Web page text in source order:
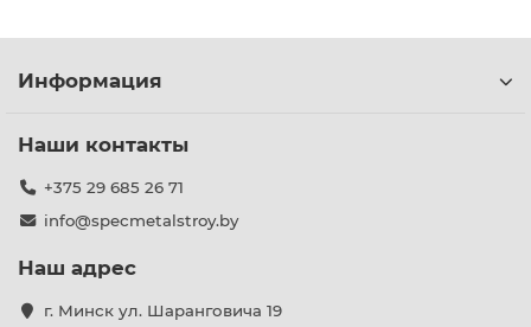
получения коммерческого предложения.
Информация
Наши контакты
+375 29 685 26 71
info@specmetalstroy.by
Наш адрес
г. Минск ул. Шаранговича 19